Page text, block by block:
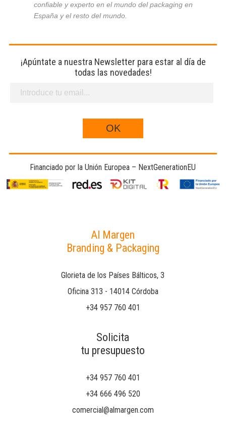
confiable y experto en el mundo del packaging en
España y el resto del mundo.
¡Apúntate a nuestra Newsletter para estar al día de
todas las novedades!
Financiado por la Unión Europea – NextGenerationEU
Al Margen
Branding & Packaging
Glorieta de los Países Bálticos, 3
Oficina 313 - 14014 Córdoba
+34 957 760 401
Solicita
tu presupuesto
+34 957 760 401
+34 666 496 520
comercial@almargen.com